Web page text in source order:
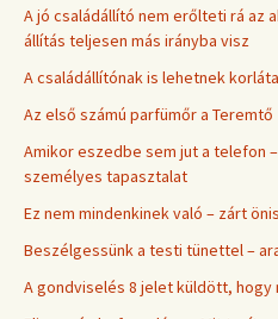
A jó családállító nem erőlteti rá az
állítás teljesen más irányba visz
A családállítónak is lehetnek
Az első számú parfümőr a Teremtő
Amikor eszedbe sem jut a telefon
személyes tapasztalat
Ez nem mindenkinek való – zárt
Beszélgessünk a testi tünettel –
A gondviselés 8 jelet küldött, hogy